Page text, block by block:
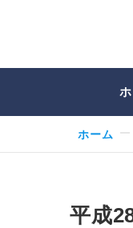
ホーム
平成